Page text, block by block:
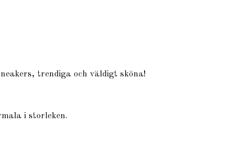
trendiga och väldigt sköna!
i storleken.